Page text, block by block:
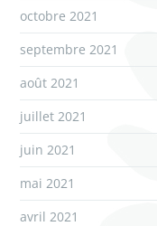
octobre 2021
septembre 2021
août 2021
juillet 2021
juin 2021
mai 2021
avril 2021